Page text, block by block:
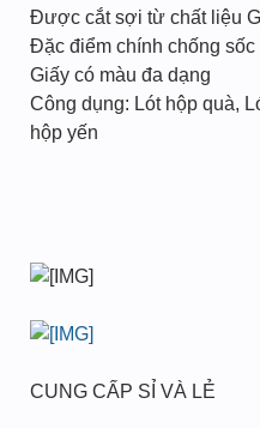
Được cắt sợi từ chất liệu
Đặc điểm chính chống sốc
Giấy có màu đa dạng
Công dụng: Lót hộp quà,
hộp yến
CUNG CẤP SỈ VÀ LẺ